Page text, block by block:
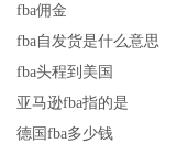
fba佣金
fba自发货是什么意思
fba头程到美国
亚马逊fba指的是
德国fba多少钱